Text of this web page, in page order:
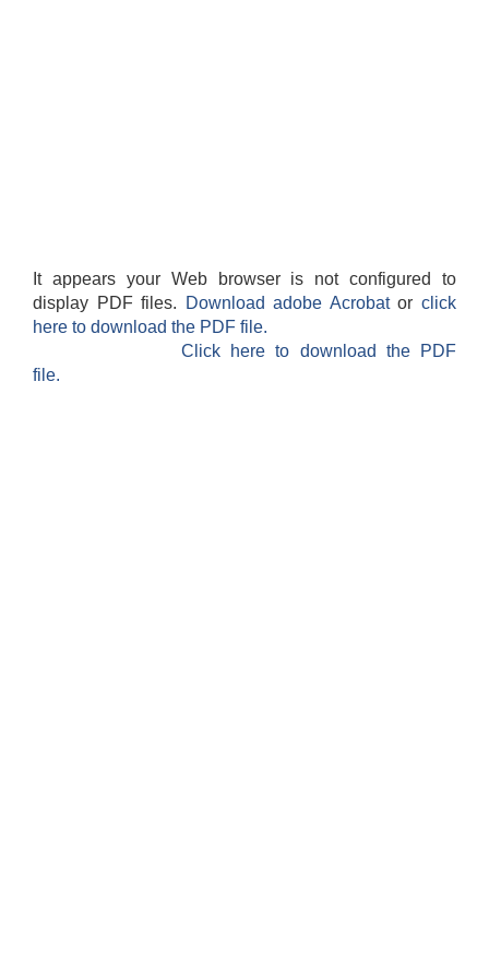
It appears your Web browser is not configured to
display PDF files.
Download adobe Acrobatorclick
here to download the PDF file.
Click here to download the PDF
file.